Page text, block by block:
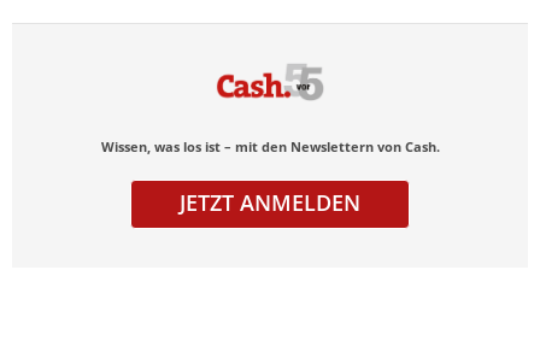
Wissen, was los ist – mit den Newslettern von Cash.
JETZT ANMELDEN